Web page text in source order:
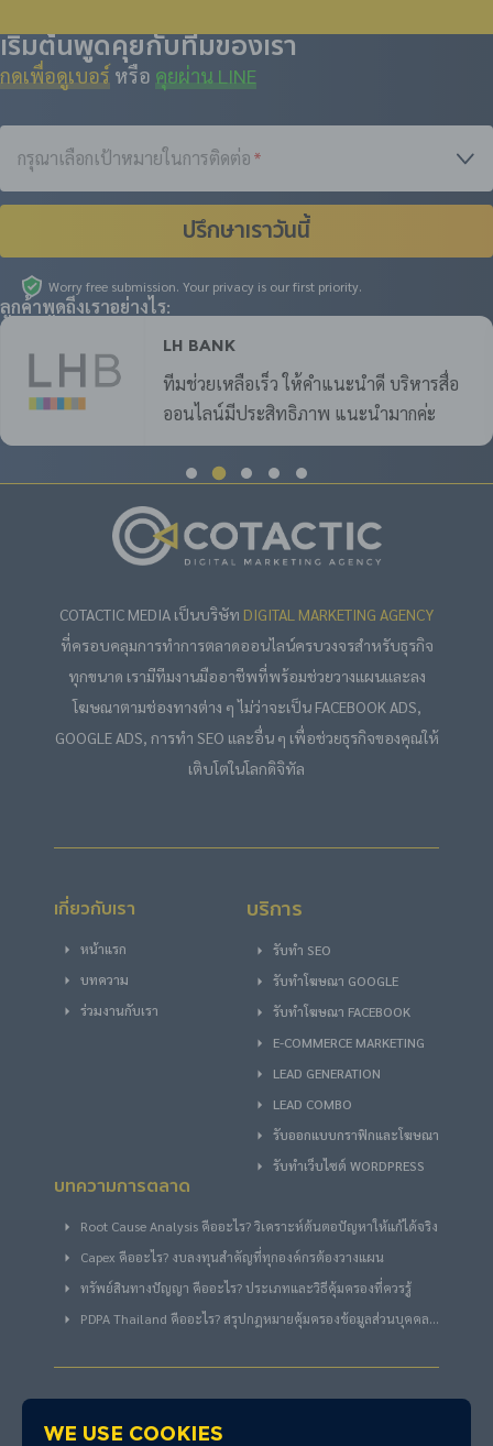
ลูกค้าพูดถึงเราอย่างไร:
LH Bank
ทีมช่วยเหลือเร็ว ให้คำแนะนำดี บริหารสื่อ
ออนไลน์มีประสิทธิภาพ แนะนำมากค่ะ
เริ่มต้นพูดคุยกับทีมของเรา
กดเพื่อดูเบอร์ หรือ คุยผ่าน LINE
กรุณาเลือกเป้าหมายในการติดต่อ*
ปรึกษาเราวันนี้
Worry free submission. Your privacy is our first priority.
We use cookies
COTACTIC MEDIA เป็นบริษัท DIGITAL MARKETING AGENCY
ที่ครอบคลุมการทำการตลาดออนไลน์ครบวงจรสำหรับธุรกิจ
ทุกขนาด เรามีทีมงานมืออาชีพที่พร้อมช่วยวางแผนและลง
โฆษณาตามช่องทางต่าง ๆ ไม่ว่าจะเป็น FACEBOOK ADS,
GOOGLE ADS, การทำ SEO และอื่น ๆ เพื่อช่วยธุรกิจของคุณให้
เติบโตในโลกดิจิทัล
เกี่ยวกับเรา
หน้าแรก
บทความ
ร่วมงานกับเรา
บริการ
รับทำ SEO
รับทําโฆษณา GOOGLE
รับทําโฆษณา FACEBOOK
E-COMMERCE MARKETING
LEAD GENERATION
LEAD COMBO
รับออกแบบกราฟิกและโฆษณา
รับทำเว็บไซต์ WORDPRESS
บทความการตลาด
Root Cause Analysis คืออะไร? วิเคราะห์ต้นตอปัญหาให้แก้ได้จริง
Capex คืออะไร? งบลงทุนสำคัญที่ทุกองค์กรต้องวางแผน
ทรัพย์สินทางปัญญา คืออะไร? ประเภทและวิธีคุ้มครองที่ควรรู้
PDPA Thailand คืออะไร? สรุปกฎหมายคุ้มครองข้อมูลส่วนบุคคล
ที่อยู่